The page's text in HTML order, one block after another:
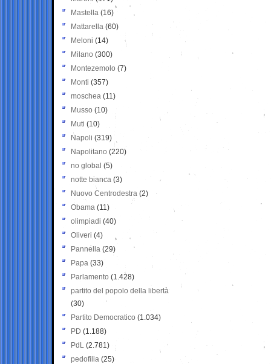
Mastella (16)
Mattarella (60)
Meloni (14)
Milano (300)
Montezemolo (7)
Monti (357)
moschea (11)
Musso (10)
Muti (10)
Napoli (319)
Napolitano (220)
no global (5)
notte bianca (3)
Nuovo Centrodestra (2)
Obama (11)
olimpiadi (40)
Oliveri (4)
Pannella (29)
Papa (33)
Parlamento (1.428)
partito del popolo della libertà
(30)
Partito Democratico (1.034)
PD (1.188)
PdL (2.781)
pedofilia (25)